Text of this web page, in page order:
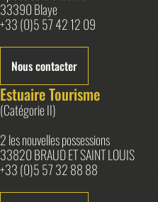
33390 Blaye
+33 (0)5 57 42 12 09
Nous contacter
Estuaire Tourisme
(Catégorie II)
2 les nouvelles possessions
33820 BRAUD ET SAINT LOUIS
+33 (0)5 57 32 88 88